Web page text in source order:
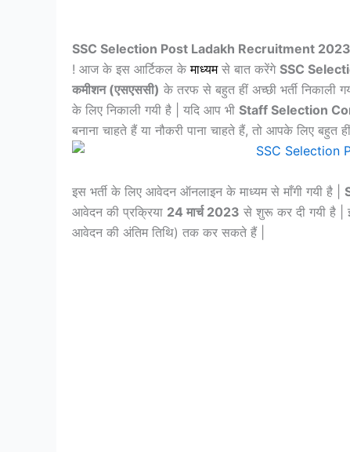
SSC Selection Post Ladakh Recruitment 2023
! आज के इस आर्टिकल के माध्यम से बात करेंगे SSC
कमीशन (एसएससी) के तरफ से बहुत हीं अच्छी भर्ती निकाली
के लिए निकाली गयी है | यदि आप भी Staff Selection
बनाना चाहते हैं या नौकरी पाना चाहते हैं, तो आपके लिए बहुत
इस भर्ती के लिए आवेदन ऑनलाइन के माध्यम से माँगी गयी है |
आवेदन की प्रक्रिया 24 मार्च 2023 से शुरू कर दी गयी है |
आवेदन की अंतिम तिथि) तक कर सकते हैं |